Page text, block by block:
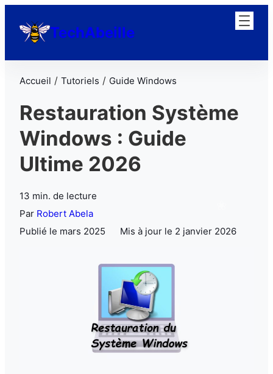
TechAbeille
Accueil / Tutoriels / Guide Windows
Restauration Système
Windows : Guide
Ultime 2026
13 min. de lecture
Par Robert Abela
Publié le mars 2025
Mis à jour le 2 janvier 2026